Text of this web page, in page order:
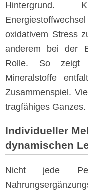
Hintergrund.
oxidativem Stress
anderem bei der
Rolle. So zeigt
Mineralstoffe
Zusammenspiel.
tragfähiges Ganzes.
Individueller
dynamischen
Nicht jede